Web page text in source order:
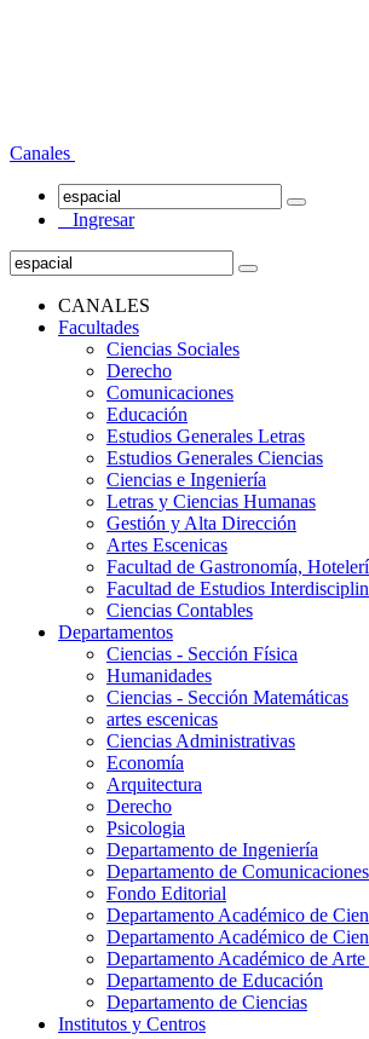
Canales
Ingresar
CANALES
Facultades
Ciencias Sociales
Derecho
Comunicaciones
Educación
Estudios Generales Letras
Estudios Generales Ciencias
Ciencias e Ingeniería
Letras y Ciencias Humanas
Gestión y Alta Dirección
Artes Escenicas
Facultad de Gastronomía,
Facultad de Estudios
Ciencias Contables
Departamentos
Ciencias - Sección Física
Humanidades
Ciencias - Sección Matemáticas
artes escenicas
Ciencias Administrativas
Economía
Arquitectura
Derecho
Psicologia
Departamento de Ingeniería
Departamento de Comunicaciones
Fondo Editorial
Departamento Académico de
Departamento Académico de
Departamento Académico de
Departamento de Educación
Departamento de Ciencias
Institutos y Centros